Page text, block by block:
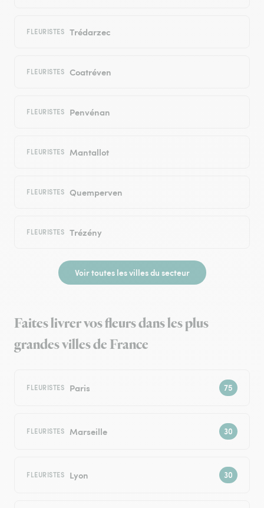
FLEURISTES Trédarzec
FLEURISTES Coatréven
FLEURISTES Penvénan
FLEURISTES Mantallot
FLEURISTES Quemperven
FLEURISTES Trézény
Voir toutes les villes du secteur
Faites livrer vos fleurs dans les plus
grandes villes de France
FLEURISTES Paris
FLEURISTES Marseille
FLEURISTES Lyon